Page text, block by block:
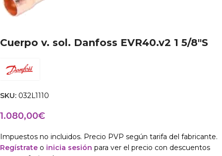
Cuerpo v. sol. Danfoss EVR40.v2 1 5/8″S
SKU: 032L1110
1.080,00€
Impuestos no incluidos. Precio PVP según tarifa del fabricante.
Regístrate o inicia sesión para ver el precio con descuentos